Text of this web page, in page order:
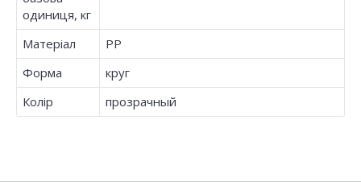
одиниця, кг
Матеріал
PP
Форма
круг
Колір
прозрачный